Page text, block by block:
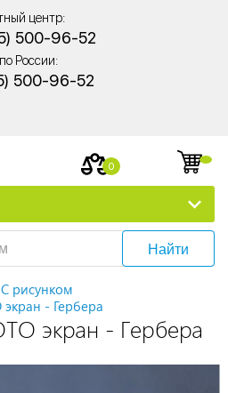
центр:
500-96-52
России:
500-96-52
0
Найти
С рисунком
- Гербера
экран - Гербера